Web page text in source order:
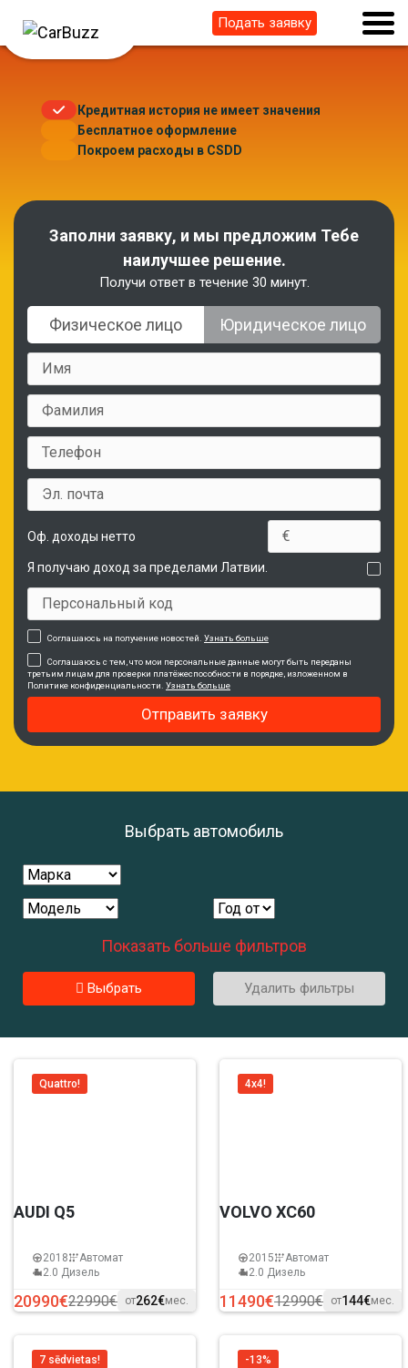
Подать заявку
Заполни заявку, и мы предложим Тебе
наилучшее решение.
Получи ответ в течение 30 минут.
Физическое лицо Юридическое лицо
Оф. доходы нетто
Я получаю доход за пределами Латвии.
Соглашаюсь на получение новостей. Узнать больше
Соглашаюсь с тем, что мои персональные данные могут быть переданы
третьим лицам для проверки платёжеспособности в порядке, изложенном в
Политике конфиденциальности. Узнать больше
Отправить заявку
Кредитная история не имеет значения
Бесплатное оформление
Покроем расходы в CSDD
Выбрать автомобиль
Показать больше фильтров
Выбрать Удалить фильтры
Quattro!
AUDI Q5
2018
Автомат
2.0 Дизель
20990€22990€ от262€мес.
4x4!
VOLVO XC60
2015
Автомат
2.0 Дизель
11490€12990€ от144€мес.
7 sēdvietas! -13%